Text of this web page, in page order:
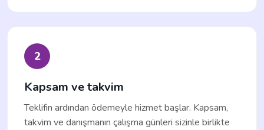
2
Kapsam ve takvim
Teklifin ardından ödemeyle hizmet başlar. Kapsam,
takvim ve danışmanın çalışma günleri sizinle birlikte